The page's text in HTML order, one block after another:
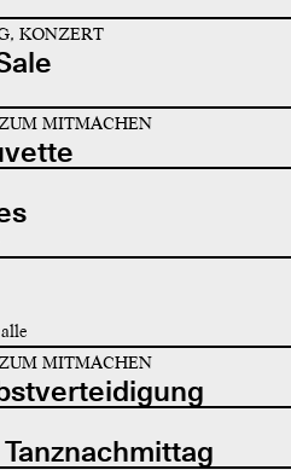
KONZERT
MITMACHEN
MITMACHEN